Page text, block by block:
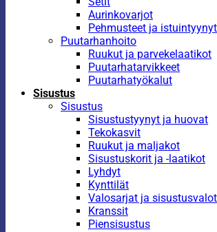
Aurinkovarjot
Pehmusteet ja istuintyynyt
Puutarhanhoito
Ruukut ja parvekelaatikot
Puutarhatarvikkeet
Puutarhatyökalut
Sisustus
Sisustus
Sisustustyynyt ja huovat
Tekokasvit
Ruukut ja maljakot
Sisustuskorit ja -laatikot
Lyhdyt
Kynttilät
Valosarjat ja sisustusvalot
Kranssit
Piensisustus